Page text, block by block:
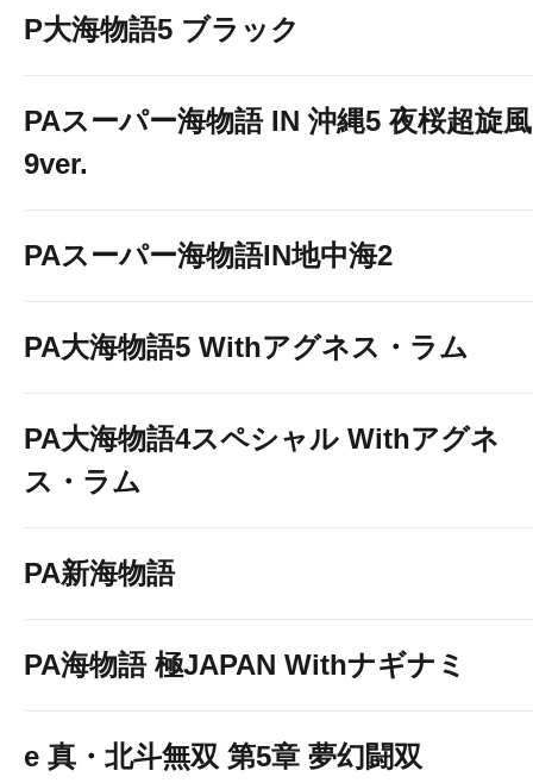
P大海物語5 ブラック
PAスーパー海物語 IN 沖縄5 夜桜超旋
9ver.
PAスーパー海物語IN地中海2
PA大海物語5 Withアグネス・ラム
PA大海物語4スペシャル Withアグネ
ス・ラム
PA新海物語
PA海物語 極JAPAN Withナギナミ
e 真・北斗無双 第5章 夢幻闘双